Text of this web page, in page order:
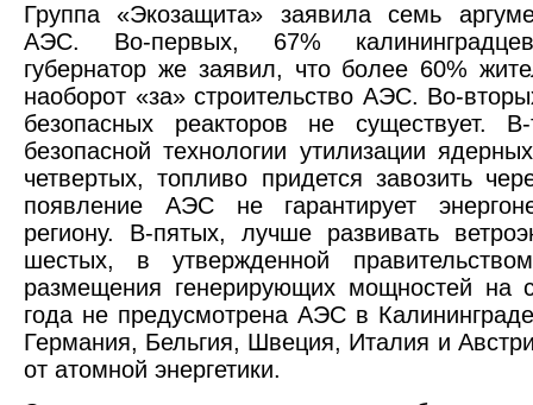
Группа «Экозащита» заявила семь
АЭС. Во-первых, 67%
губернатор же заявил, что более 60%
наоборот «за» строительство АЭС. Во-
безопасных реакторов не существует. В-
безопасной технологии утилизации
четвертых, топливо придется завозить
появление АЭС не гарантирует
региону. В-пятых, лучше развивать
шестых, в утвержденной
размещения генерирующих мощностей на
года не предусмотрена АЭС в
Германия, Бельгия, Швеция, Италия и
от атомной энергетики.